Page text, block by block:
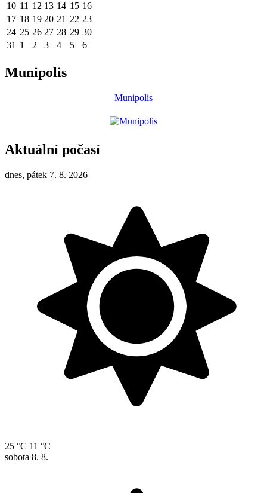
10 11 12 13 14 15 16
17 18 19 20 21 22 23
24 25 26 27 28 29 30
31 1 2 3 4 5 6
Munipolis
Munipolis
Aktuální počasí
dnes, pátek 7. 8. 2026
25 °C 11 °C
sobota 8. 8.